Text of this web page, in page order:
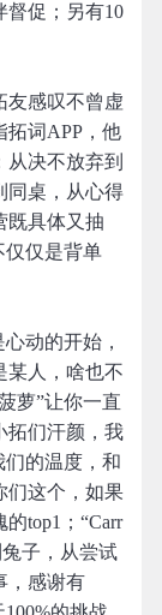
督促；另有10
友感叹不曾虚
拓词APP，他
决不放弃到
同桌，从心得
具体又抽
仅仅是背单
动的开始，
某人，啥也不
萝”让你一直
拓们汗颜，我
们的温度，和
们这个，如果
top1；“Carr
兔子，从尝试
，感谢有